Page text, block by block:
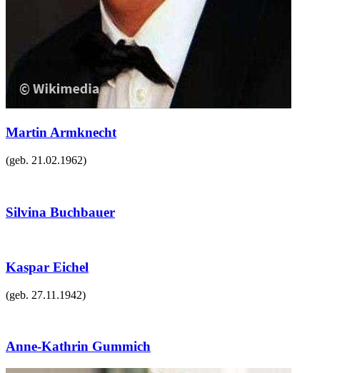
Martin Armknecht
(geb. 21.02.1962)
Silvina Buchbauer
Kaspar Eichel
(geb. 27.11.1942)
Anne-Kathrin Gummich